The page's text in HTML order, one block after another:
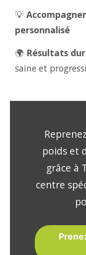
💡
personnalisé
🌍 Résultats
saine et
poids et
grâce à
centre